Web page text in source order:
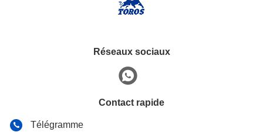
Réseaux sociaux
Contact rapide
Télégramme